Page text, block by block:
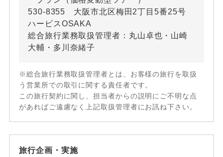
530-8355 大阪市北区梅田2丁目5番25号
ハービスOSAKA
総合旅行業務取扱管理者：丸山卓也・山崎
大輔・多川奈緒子
※総合旅行業務取扱管理者とは、お客様の旅行を取扱
う営業所での取引に関する責任者です。
この旅行契約に関し、担当者からの説明にご不明な点
があればご遠慮なく上記取扱管理者にお訊ね下さい。
旅行企画・実施